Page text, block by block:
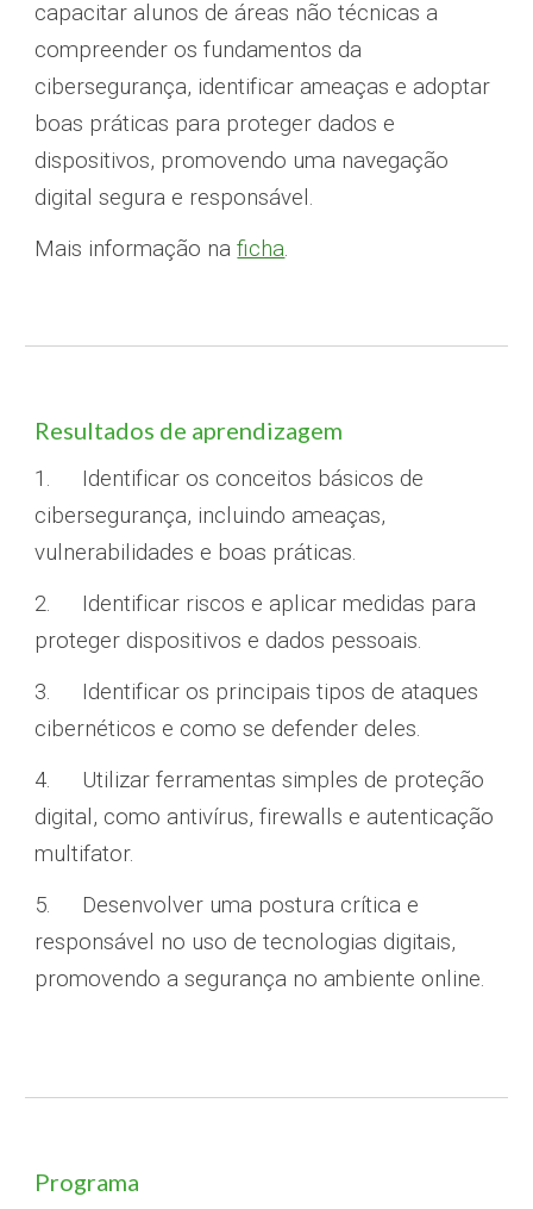
capacitar alunos de áreas não técnicas a
compreender os fundamentos da
cibersegurança, identificar ameaças e adoptar
boas práticas para proteger dados e
dispositivos, promovendo uma navegação
digital segura e responsável.
Mais informação naficha.
Resultados de aprendizagem
1.
Identificar os conceitos básicos de
cibersegurança, incluindo ameaças,
vulnerabilidades e boas práticas.
2.
Identificar riscos e aplicar medidas para
proteger dispositivos e dados pessoais.
3.
Identificar os principais tipos de ataques
cibernéticos e como se defender deles.
4.
Utilizar ferramentas simples de proteção
digital, como antivírus, firewalls e autenticação
multifator.
5.
Desenvolver uma postura crítica e
responsável no uso de tecnologias digitais,
promovendo a segurança no ambiente online.
Programa